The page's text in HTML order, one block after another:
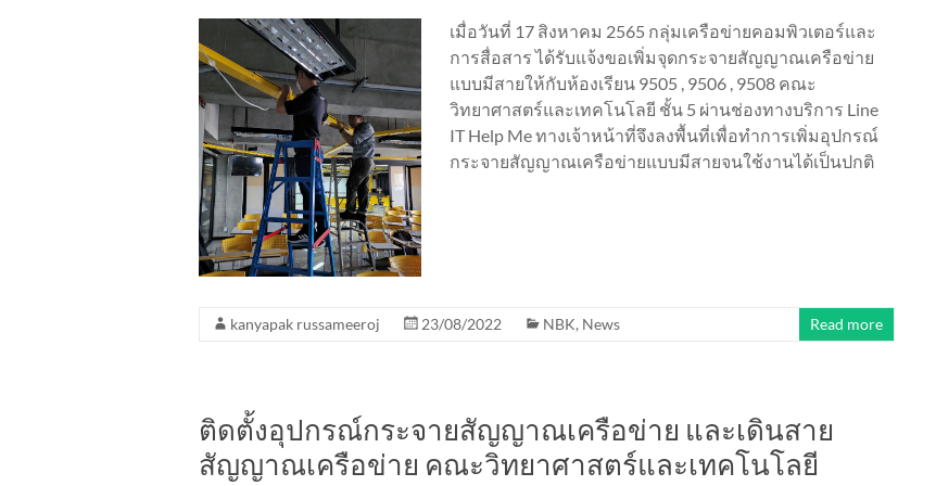
เมื่อวันที่ 17 สิงหาคม 2565 กลุ่มเครือข่ายคอมพิวเตอร์และ
การสื่อสาร ได้รับแจ้งขอเพิ่มจุดกระจายสัญญาณเครือข่าย
แบบมีสายให้กับห้องเรียน 9505 , 9506 , 9508 คณะ
วิทยาศาสตร์และเทคโนโลยี ชั้น 5 ผ่านช่องทางบริการ Line
IT Help Me ทางเจ้าหน้าที่จึงลงพื้นที่เพื่อทำการเพิ่มอุปกรณ์
กระจายสัญญาณเครือข่ายแบบมีสายจนใช้งานได้เป็นปกติ
kanyapak russameeroj 23/08/2022 NBK, News Read more
ติดตั้งอุปกรณ์กระจายสัญญาณเครือข่าย และเดินสาย
สัญญาณเครือข่าย คณะวิทยาศาสตร์และเทคโนโลยี